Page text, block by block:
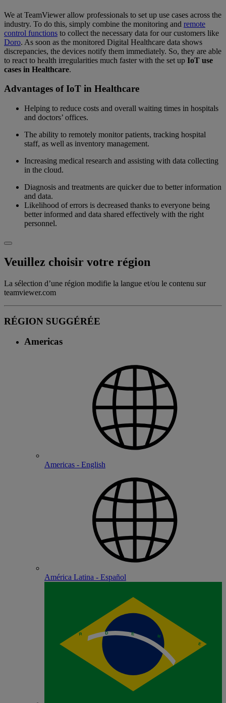
We at TeamViewer allow professionals to set up use cases across the
industry. To do this, simply combine the monitoring and remote
control functions to collect the necessary data for our customers like
Doro. As soon as the monitored Digital Healthcare data shows
discrepancies, the devices notify them immediately. So, they are able
to react to health irregularities much faster with the set up IoT use
cases in Healthcare.
Advantages of IoT in Healthcare
Helping to reduce costs and overall waiting times in hospitals
and doctors’ offices.
The ability to remotely monitor patients, tracking hospital
staff, as well as inventory management.
Increasing medical research and assisting with data collecting
in the cloud.
Diagnosis and treatments are quicker due to better information
and data.
Likelihood of errors is decreased thanks to everyone being
better informed and data shared effectively with the right
personnel.
Veuillez choisir votre région
La sélection d’une région modifie la langue et/ou le contenu sur
teamviewer.com
RÉGION SUGGÉRÉE
Americas
Americas - English
América Latina - Español